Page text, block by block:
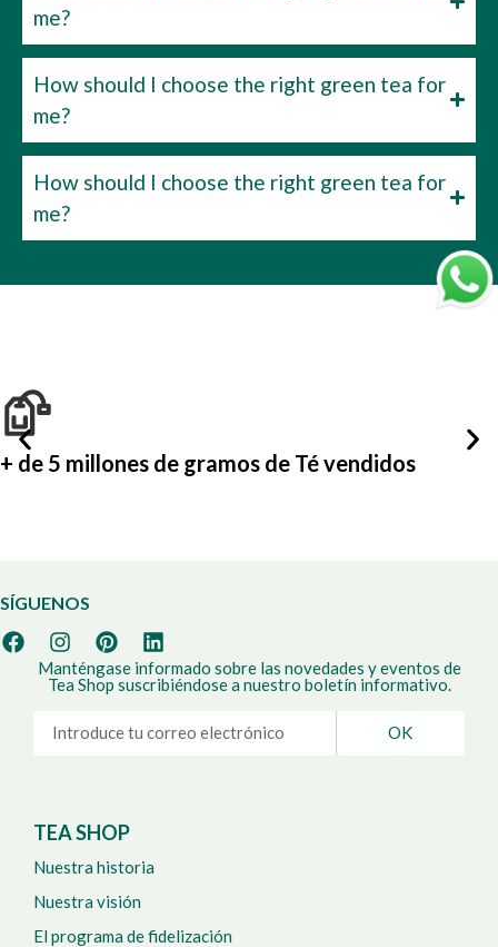
me?
How should I choose the right green tea for
me?
How should I choose the right green tea for
me?
+ de 5 millones de gramos de Té vendidos
SÍGUENOS
Manténgase informado sobre las novedades y eventos de
Tea Shop suscribiéndose a nuestro boletín informativo.
OK
TEA SHOP
Nuestra historia
Nuestra visión
El programa de fidelización